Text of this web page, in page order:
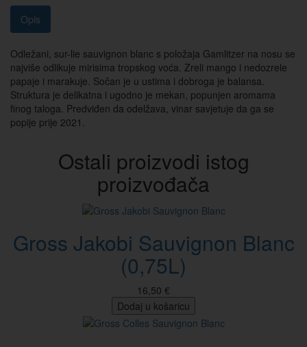
Opis
Odležani, sur-lie sauvignon blanc s položaja Gamlitzer na nosu se
najviše odlikuje mirisima tropskog voća. Zreli mango i nedozrele
papaje i marakuje. Sočan je u ustima i dobroga je balansa.
Struktura je delikatna i ugodno je mekan, popunjen aromama
finog taloga. Predviđen da odelžava, vinar savjetuje da ga se
popije prije 2021.
Ostali proizvodi istog
proizvođača
Gross Jakobi Sauvignon Blanc
(0,75L)
16,50 €
Dodaj u košaricu